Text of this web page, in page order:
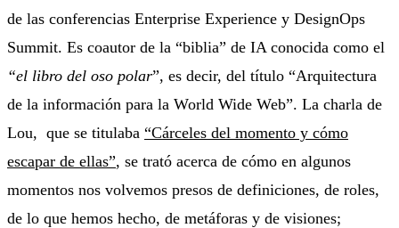
de las conferencias Enterprise Experience y DesignOps
Summit. Es coautor de la “biblia” de IA conocida como el
“el libro del oso polar”, es decir, del título “Arquitectura
de la información para la World Wide Web”. La charla de
Lou, que se titulaba “Cárceles del momento y cómo
escapar de ellas”, se trató acerca de cómo en algunos
momentos nos volvemos presos de definiciones, de roles,
de lo que hemos hecho, de metáforas y de visiones;